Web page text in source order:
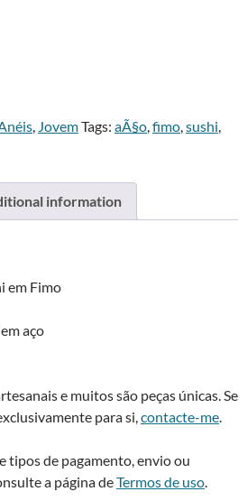
, JovemTags: aÃ§o,fimo,sushi,
information
em Fimo
aço
e muitos são peças únicas. Se
para si, contacte-me
tipos de pagamento, envio ou
a página deTermos de uso